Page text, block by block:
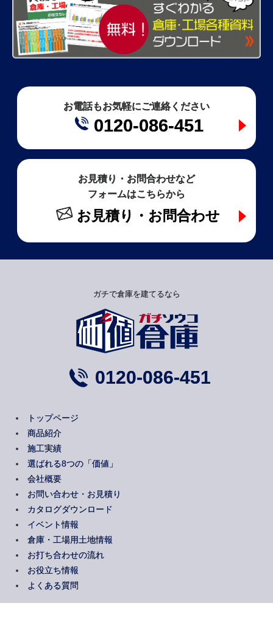
お電話もお気軽にご連絡ください
0120-086-451
お見積り・お問合わせなど
フォームはこちらから
お見積り・お問合わせ
ガチで倉庫を建てるなら
0120-086-451
トップページ
商品紹介
施工実績
選ばれる8つの「価値」
会社概要
お問い合わせ・お見積り
カタログダウンロード
イベント情報
倉庫・工場用土地情報
お打ち合わせの流れ
お役立ち情報
よくある質問